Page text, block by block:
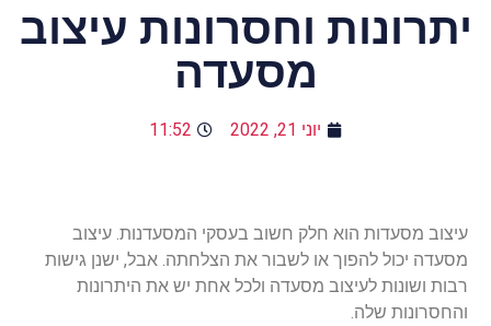
יתרונות וחסרונות עיצוב
מסעדה
יוני 21, 2022 11:52
עיצוב מסעדות הוא חלק חשוב בעסקי המסעדנות. עיצוב
מסעדה יכול להפוך או לשבור את הצלחתה. אבל, ישנן גישות
רבות ושונות לעיצוב מסעדה ולכל אחת יש את היתרונות
והחסרונות שלה.